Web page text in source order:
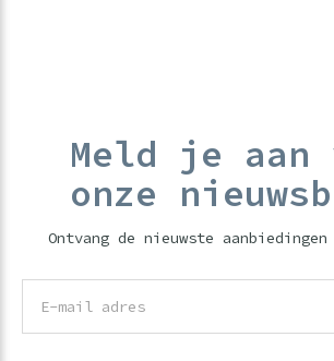
Meld je aan
onze
Ontvang de nieuwste